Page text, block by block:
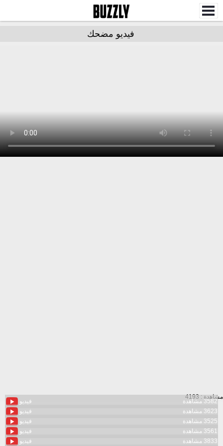
فيديو مضحك
مشاهدة : 4193
فيديو
3582 مشاهدة
فيديو
3623 مشاهدة
فيديو
3525 مشاهدة
فيديو
3561 مشاهدة
فيديو
3833 مشاهدة